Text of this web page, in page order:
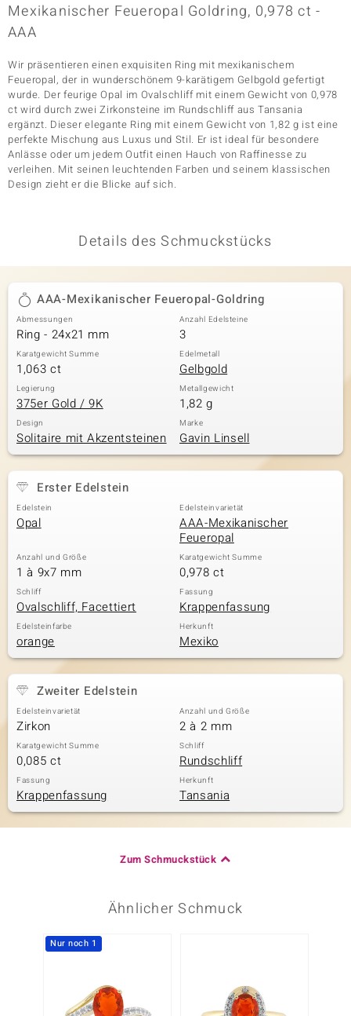
Classics
Mexikanischer Feueropal Goldring, 0,978 ct -
AAA
Wir präsentieren einen exquisiten Ring mit mexikanischem
Feueropal, der in wunderschönem 9-karätigem Gelbgold gefertigt
wurde. Der feurige Opal im Ovalschliff mit einem Gewicht von 0,978
ct wird durch zwei Zirkonsteine im Rundschliff aus Tansania
ergänzt. Dieser elegante Ring mit einem Gewicht von 1,82 g ist eine
perfekte Mischung aus Luxus und Stil. Er ist ideal für besondere
Anlässe oder um jedem Outfit einen Hauch von Raffinesse zu
verleihen. Mit seinen leuchtenden Farben und seinem klassischen
Design zieht er die Blicke auf sich.
Details des Schmuckstücks
AAA-Mexikanischer Feueropal-Goldring
Abmessungen
Ring - 24x21 mm
Anzahl Edelsteine
3
Karatgewicht Summe
1,063 ct
Edelmetall
Gelbgold
Legierung
375er Gold / 9K
Metallgewicht
1,82 g
Design
Solitaire mit Akzentsteinen
Marke
Gavin Linsell
Erster Edelstein
Edelstein
Opal
Edelsteinvarietät
AAA-Mexikanischer
Feueropal
Anzahl und Größe
1 à 9x7 mm
Karatgewicht Summe
0,978 ct
Schliff
Ovalschliff, Facettiert
Fassung
Krappenfassung
Edelsteinfarbe
orange
Herkunft
Mexiko
Zweiter Edelstein
Edelsteinvarietät
Zirkon
Anzahl und Größe
2 à 2 mm
Karatgewicht Summe
0,085 ct
Schliff
Rundschliff
Fassung
Krappenfassung
Herkunft
Tansania
Zum Schmuckstück
Ähnlicher Schmuck
Nur noch 1